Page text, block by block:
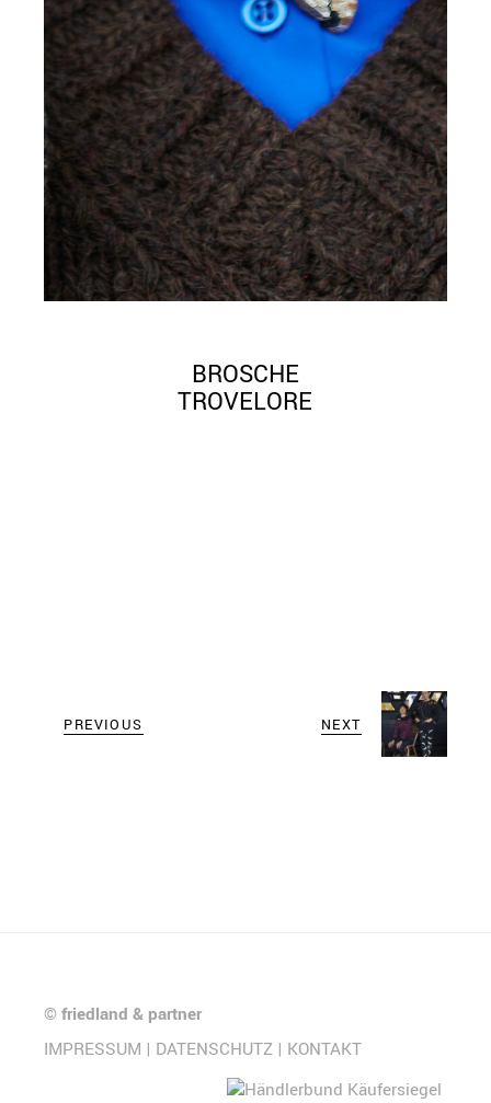
BROSCHE
TROVELORE
PREVIOUS NEXT
© friedland & partner
IMPRESSUM | DATENSCHUTZ | KONTAKT